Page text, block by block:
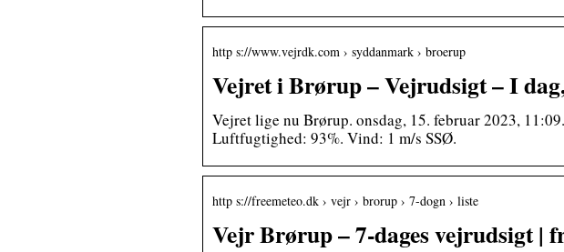
http s://www.vejrdk.com › syddanmark › broerup
Vejret i Brørup – Vejrudsigt – I
Vejret lige nu Brørup. onsdag, 15. februar 2023,
Luftfugtighed: 93%. Vind: 1 m/s SSØ.
http s://freemeteo.dk › vejr › brorup › 7-dogn › liste
Vejr Brørup – 7-dages vejrudsigt |